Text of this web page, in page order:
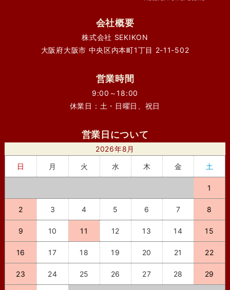
会社概要
株式会社 SEKIKON
大阪府大阪市 中央区内本町1丁目 2-11-502
営業時間
9:00～18:00
休業日：土・日曜日、祝日
営業日について
2026年8月
日
月 火 水 木 金 土
1
2 3 4 5 6 7 8
9 10 11 12 13 14 15
16 17 18 19 20 21 22
23 24 25 26 27 28 29